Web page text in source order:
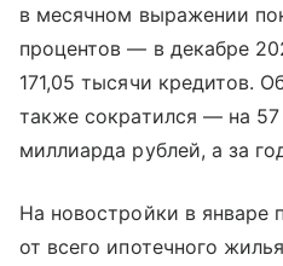
в месячном выражении
процентов — в декабре
171,05 тысячи кредитов.
также сократился — на
миллиарда рублей, а за
На новостройки в январе
от всего ипотечного